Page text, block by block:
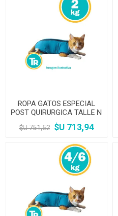
ROPA GATOS ESPECIAL
POST QUIRURGICA TALLE N
1
$U 751,52 $U 713,94